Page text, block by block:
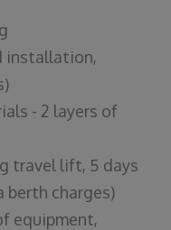
installation,
- 2 layers of
travel lift, 5 days
berth charges)
equipment,